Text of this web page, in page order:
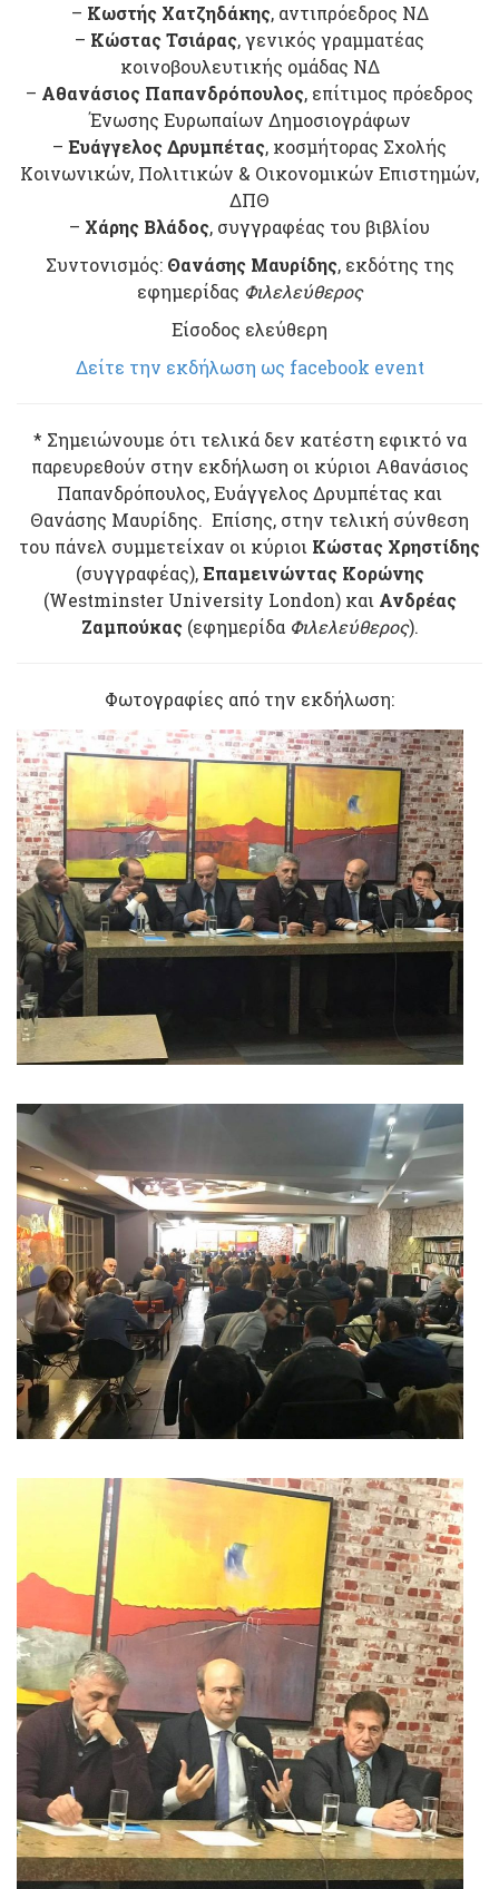
– Κωστής Χατζηδάκης, αντιπρόεδρος ΝΔ
– Κώστας Τσιάρας, γενικός γραμματέας
κοινοβουλευτικής ομάδας ΝΔ
– Αθανάσιος Παπανδρόπουλος, επίτιμος πρόεδρος
Ένωσης Ευρωπαίων Δημοσιογράφων
– Ευάγγελος Δρυμπέτας, κοσμήτορας Σχολής
Κοινωνικών, Πολιτικών & Οικονομικών Επιστημών,
ΔΠΘ
– Χάρης Βλάδος, συγγραφέας του βιβλίου
Συντονισμός: Θανάσης Μαυρίδης, εκδότης της
εφημερίδας Φιλελεύθερος
Είσοδος ελεύθερη
Δείτε την εκδήλωση ως facebook event
* Σημειώνουμε ότι τελικά δεν κατέστη εφικτό να
παρευρεθούν στην εκδήλωση οι κύριοι Αθανάσιος
Παπανδρόπουλος, Ευάγγελος Δρυμπέτας και
Θανάσης Μαυρίδης. Επίσης, στην τελική σύνθεση
του πάνελ συμμετείχαν οι κύριοι Κώστας Χρηστίδης
(συγγραφέας),Επαμεινώντας Κορώνης
(Westminster University London) και Ανδρέας
Ζαμπούκας(εφημερίδα Φιλελεύθερος).
Φωτογραφίες από την εκδήλωση: